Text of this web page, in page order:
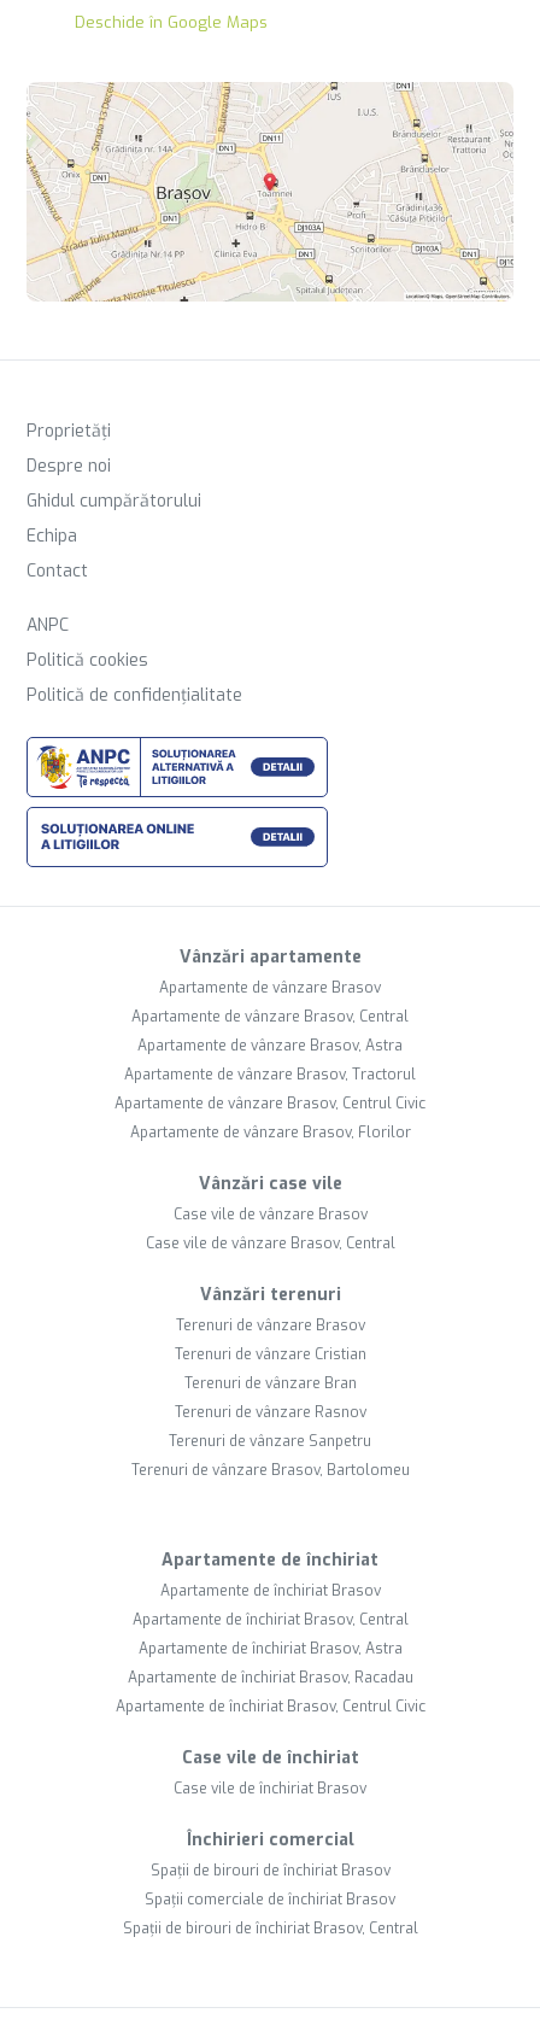
Deschide în Google Maps
Proprietăți
Despre noi
Ghidul cumpărătorului
Echipa
Contact
ANPC
Politică cookies
Politică de confidențialitate
Vânzări apartamente
Apartamente de vânzare Brasov
Apartamente de vânzare Brasov, Central
Apartamente de vânzare Brasov, Astra
Apartamente de vânzare Brasov, Tractorul
Apartamente de vânzare Brasov, Centrul Civic
Apartamente de vânzare Brasov, Florilor
Vânzări case vile
Case vile de vânzare Brasov
Case vile de vânzare Brasov, Central
Vânzări terenuri
Terenuri de vânzare Brasov
Terenuri de vânzare Cristian
Terenuri de vânzare Bran
Terenuri de vânzare Rasnov
Terenuri de vânzare Sanpetru
Terenuri de vânzare Brasov, Bartolomeu
Apartamente de închiriat
Apartamente de închiriat Brasov
Apartamente de închiriat Brasov, Central
Apartamente de închiriat Brasov, Astra
Apartamente de închiriat Brasov, Racadau
Apartamente de închiriat Brasov, Centrul Civic
Case vile de închiriat
Case vile de închiriat Brasov
Închirieri comercial
Spații de birouri de închiriat Brasov
Spații comerciale de închiriat Brasov
Spații de birouri de închiriat Brasov, Central